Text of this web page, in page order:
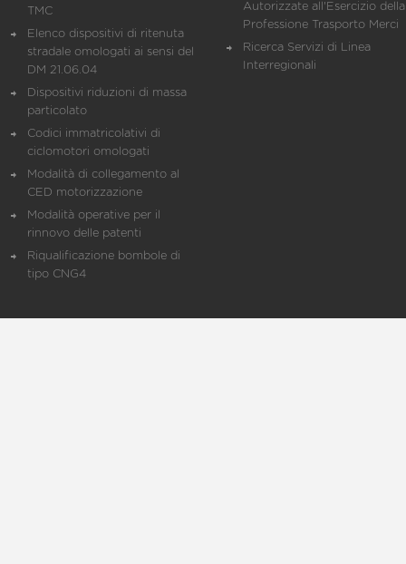
TMC
Elenco dispositivi di ritenuta
stradale omologati ai sensi del
DM 21.06.04
Dispositivi riduzioni di massa
particolato
Codici immatricolativi di
ciclomotori omologati
Modalità di collegamento al
CED motorizzazione
Modalità operative per il
rinnovo delle patenti
Riqualificazione bombole di
tipo CNG4
Autorizzate all'Esercizio della
Professione Trasporto Merci
Ricerca Servizi di Linea
Interregionali